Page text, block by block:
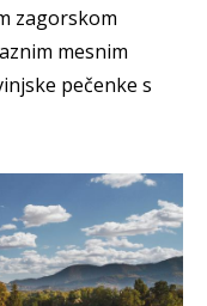
zagorskom
mesnim
pečenke s